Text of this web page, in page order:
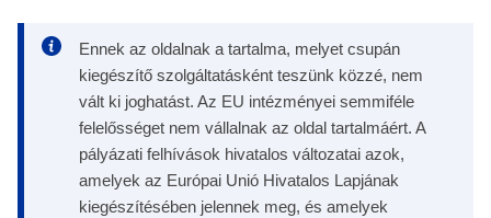
Ennek az oldalnak a tartalma, melyet csupán
kiegészítő szolgáltatásként teszünk közzé, nem
vált ki joghatást. Az EU intézményei semmiféle
felelősséget nem vállalnak az oldal tartalmáért. A
pályázati felhívások hivatalos változatai azok,
amelyek az Európai Unió Hivatalos Lapjának
kiegészítésében jelennek meg, és amelyek